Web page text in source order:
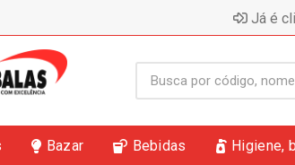
Já é
Bazar Bebidas Higiene,